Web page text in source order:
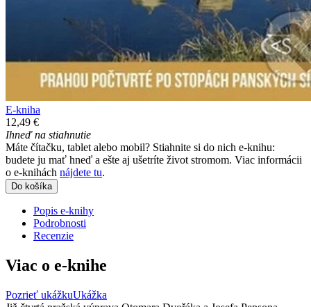
E-kniha
12,49 €
Ihneď na stiahnutie
Máte čítačku, tablet alebo mobil? Stiahnite si do nich e-knihu:
budete ju mať hneď a ešte aj ušetríte život stromom. Viac informácii
o e-knihách nájdete tu.
Do košíka
Popis e-knihy
Podrobnosti
Recenzie
Viac o e-knihe
Pozrieť ukážkuUkážka